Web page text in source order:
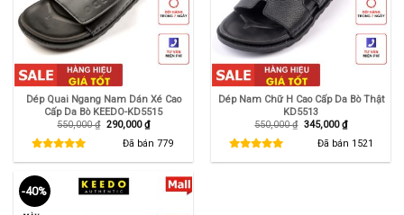
Dép Quai Ngang Nam Dán Xé Cao
Cấp Da Bò KEEDO-KD5515
550,000₫ Giá
550,000 ₫.
290,000₫Giá
hiện
tại
là:
290,000 ₫.
Đã bán 779
Dép Nam Chữ H Cao Cấp Da Bò Thật
KD5513
550,000₫ Giá
550,000 ₫.
345,000₫Giá
hiện
tại
là:
345,000 ₫.
Đã bán 1521
-40%